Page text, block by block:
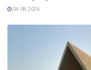
04.08.2026